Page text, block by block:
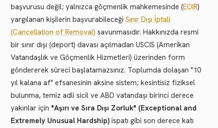
başvurusu değil; yalnızca göçmenlik mahkemesinde (EOIR)
yargılanan kişilerin başvurabileceği Sınır Dışı İptali
(Cancellation of Removal) savunmasıdır. Hakkınızda resmi
bir sınır dışı (deport) davası açılmadan USCIS (Amerikan
Vatandaşlık ve Göçmenlik Hizmetleri) üzerinden form
göndererek süreci başlatamazsınız. Toplumda dolaşan "10
yıl kalana af" efsanesinin aksine sistem; kesintisiz fiziksel
bulunma, temiz adli sicil ve ABD vatandaşı birinci derece
yakınlar için "Aşırı ve Sıra Dışı Zorluk" (Exceptional and
Extremely Unusual Hardship) ispatı gibi son derece katı